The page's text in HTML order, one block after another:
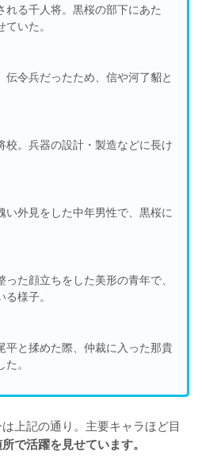
れる千人将。黒桜の部下にあた
いた。
伝令兵だったため、信や河了貂と
校。兵器の設計・製造などに長け
い外見をした中年男性で、黒桜に
た顔立ちをした美形の青年で、
様子。
平と揉めた際、仲裁に入った那貴
。
上記の通り。主要キャラほど目
で活躍を見せています。